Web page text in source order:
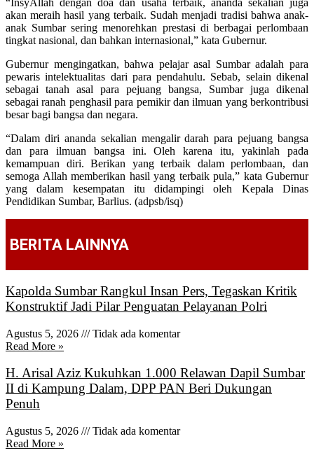
akan meraih hasil yang terbaik. Sudah menjadi tradisi bahwa anak-
anak Sumbar sering menorehkan prestasi di berbagai perlombaan
tingkat nasional, dan bahkan internasional,” kata Gubernur.
Gubernur mengingatkan, bahwa pelajar asal Sumbar adalah para
pewaris intelektualitas dari para pendahulu. Sebab, selain dikenal
sebagai tanah asal para pejuang bangsa, Sumbar juga dikenal
sebagai ranah penghasil para pemikir dan ilmuan yang berkontribusi
besar bagi bangsa dan negara.
“Dalam diri ananda sekalian mengalir darah para pejuang bangsa
dan para ilmuan bangsa ini. Oleh karena itu, yakinlah pada
kemampuan diri. Berikan yang terbaik dalam perlombaan, dan
semoga Allah memberikan hasil yang terbaik pula,” kata Gubernur
yang dalam kesempatan itu didampingi oleh Kepala Dinas
Pendidikan Sumbar, Barlius. (adpsb/isq)
BERITA LAINNYA
Kapolda Sumbar Rangkul Insan Pers, Tegaskan Kritik
Konstruktif Jadi Pilar Penguatan Pelayanan Polri
Agustus 5, 2026
Tidak ada komentar
Read More »
H. Arisal Aziz Kukuhkan 1.000 Relawan Dapil Sumbar
II di Kampung Dalam, DPP PAN Beri Dukungan
Penuh
Agustus 5, 2026
Tidak ada komentar
Read More »